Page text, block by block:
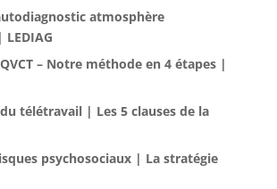
atmosphère
– Notre méthode en 4 étapes |
télétravail | Les 5 clauses de la
psychosociaux | La stratégie